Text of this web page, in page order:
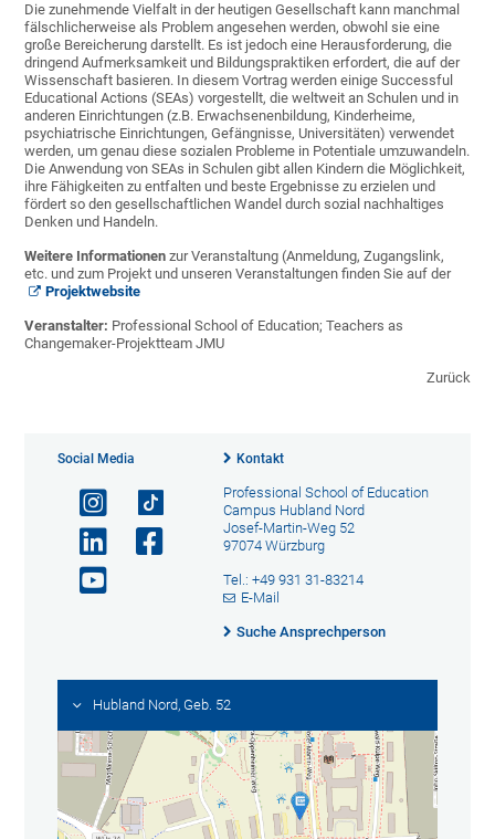
Die zunehmende Vielfalt in der heutigen Gesellschaft kann manchmal
fälschlicherweise als Problem angesehen werden, obwohl sie eine
große Bereicherung darstellt. Es ist jedoch eine Herausforderung, die
dringend Aufmerksamkeit und Bildungspraktiken erfordert, die auf der
Wissenschaft basieren. In diesem Vortrag werden einige Successful
Educational Actions (SEAs) vorgestellt, die weltweit an Schulen und in
anderen Einrichtungen (z.B. Erwachsenenbildung, Kinderheime,
psychiatrische Einrichtungen, Gefängnisse, Universitäten) verwendet
werden, um genau diese sozialen Probleme in Potentiale umzuwandeln.
Die Anwendung von SEAs in Schulen gibt allen Kindern die Möglichkeit,
ihre Fähigkeiten zu entfalten und beste Ergebnisse zu erzielen und
fördert so den gesellschaftlichen Wandel durch sozial nachhaltiges
Denken und Handeln.
Weitere Informationen zur Veranstaltung (Anmeldung, Zugangslink,
etc. und zum Projekt und unseren Veranstaltungen finden Sie auf der
Projektwebsite
Veranstalter: Professional School of Education; Teachers as
Changemaker-Projektteam JMU
Zurück
Social Media Kontakt
Professional School of Education
Campus Hubland Nord
Josef-Martin-Weg 52
97074 Würzburg
Tel.: +49 931 31-83214
E-Mail
Suche Ansprechperson
Hubland Nord, Geb. 52